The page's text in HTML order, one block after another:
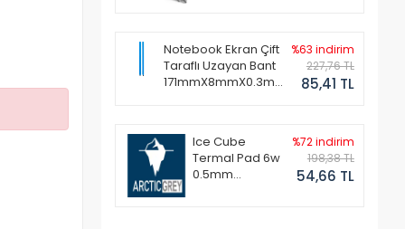
Notebook Ekran Çift
Taraflı Uzayan Bant
171mmX8mmX0.3mm
%63 indirim
227,76 TL
85,41 TL
Ice Cube
Termal Pad 6w
0.5mm
%72 indirim
198,38 TL
54,66 TL